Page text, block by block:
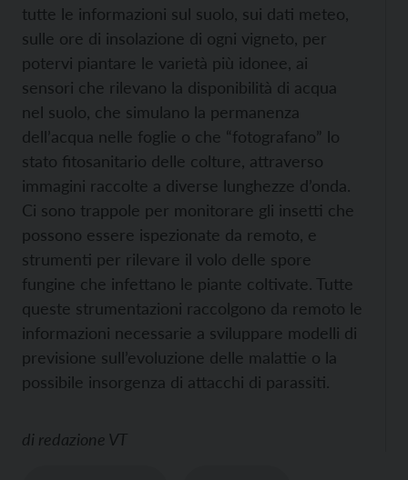
tutte le informazioni sul suolo, sui dati meteo,
sulle ore di insolazione di ogni vigneto, per
potervi piantare le varietà più idonee, ai
sensori che rilevano la disponibilità di acqua
nel suolo, che simulano la permanenza
dell’acqua nelle foglie o che “fotografano” lo
stato fitosanitario delle colture, attraverso
immagini raccolte a diverse lunghezze d’onda.
Ci sono trappole per monitorare gli insetti che
possono essere ispezionate da remoto, e
strumenti per rilevare il volo delle spore
fungine che infettano le piante coltivate. Tutte
queste strumentazioni raccolgono da remoto le
informazioni necessarie a sviluppare modelli di
previsione sull’evoluzione delle malattie o la
possibile insorgenza di attacchi di parassiti.
di redazione VT